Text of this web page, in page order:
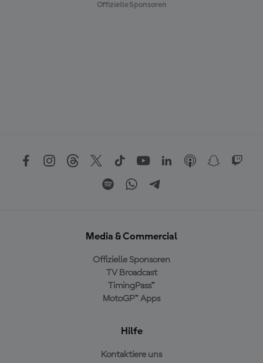
Offizielle Sponsoren
Media & Commercial
Offizielle Sponsoren
TV Broadcast
TimingPass™
MotoGP™ Apps
Hilfe
Kontaktiere uns